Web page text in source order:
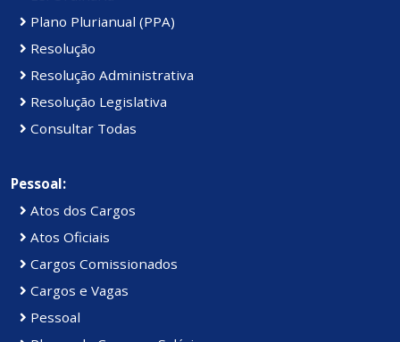
Plano Plurianual (PPA)
Resolução
Resolução Administrativa
Resolução Legislativa
Consultar Todas
Pessoal:
Atos dos Cargos
Atos Oficiais
Cargos Comissionados
Cargos e Vagas
Pessoal